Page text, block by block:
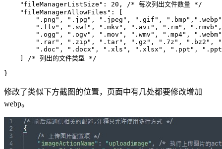
"fileManagerListSize": 20, /* 每次列出文件数量 */
"fileManagerAllowFiles": [
".png", ".jpg", ".jpeg", ".gif",
".flv", ".swf", ".mkv", ".avi", ".rm", ".rmvb",
".ogg", ".ogv", ".mov", ".wmv", ".mp4",
".rar", ".zip", ".tar", ".gz", ".7z", ".bz2",
".doc", ".docx", ".xls", ".xlsx", ".ppt",
] /* 列出的文件类型 */
}
修改了类似下方截图的位置，页面中有几处都要修改增加
webp。